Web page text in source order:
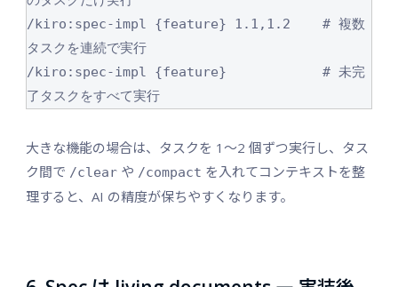
/kiro:spec-impl {feature} 1.1,1.2    # 複数
タスクを連続で実行
/kiro:spec-impl {feature}            # 未完
了タスクをすべて実行
大きな機能の場合は、タスクを 1〜2 個ずつ実行し、タス
ク間で /clearや /compact を入れてコンテキストを整
理すると、AI の精度が保ちやすくなります。